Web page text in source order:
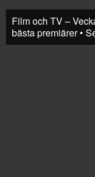
Film och TV –
bästa premiärer •